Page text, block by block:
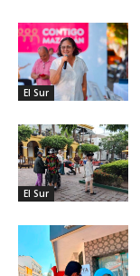
El Sur
El Sur